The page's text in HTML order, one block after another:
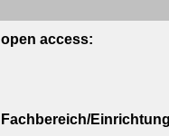
open access:
Fachbereich/